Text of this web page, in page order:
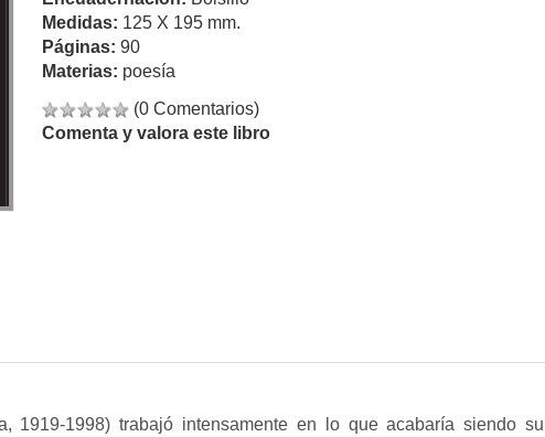
Medidas: 125 X 195 mm.
Páginas: 90
Materias: poesía
(0 Comentarios)
Comenta y valora este libro
1919-1998) trabajó intensamente en lo que acabaría siendo su